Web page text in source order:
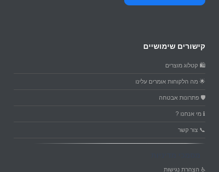
קישורים שימושיים
🛍️ קטלוג מוצרים
🌟 מה הלקוחות אומרים עלינו
🛡️ פתרונות אבטחה
ℹ️ מי אנחנו ?
📞 צור קשר
♿ הצהרת נגישות